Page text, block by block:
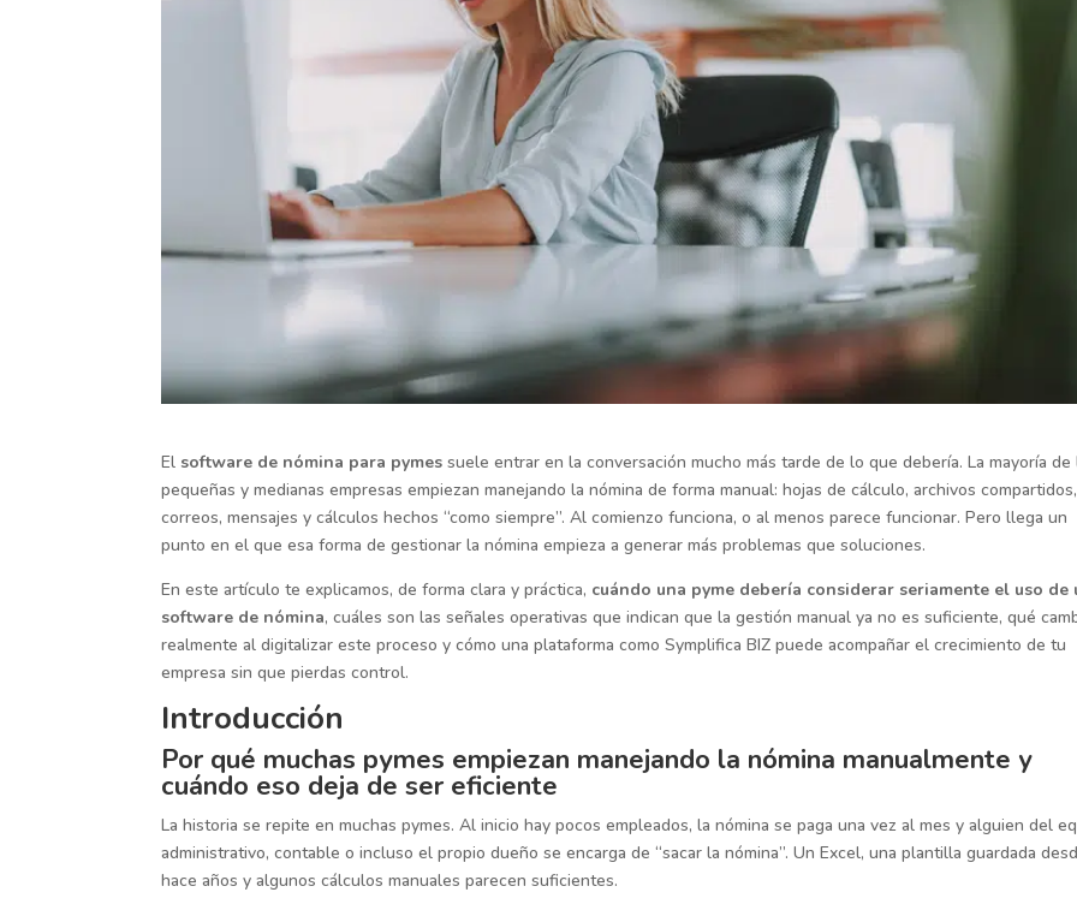
El software de nómina para pymes suele entrar en la conversación mucho más tarde de lo que debería. La mayoría de
pequeñas y medianas empresas empiezan manejando la nómina de forma manual: hojas de cálculo, archivos compartidos,
correos, mensajes y cálculos hechos “como siempre”. Al comienzo funciona, o al menos parece funcionar. Pero llega un
punto en el que esa forma de gestionar la nómina empieza a generar más problemas que soluciones.
En este artículo te explicamos, de forma clara y práctica, cuándo una pyme debería considerar seriamente el uso de
software de nómina, cuáles son las señales operativas que indican que la gestión manual ya no es suficiente, qué
realmente al digitalizar este proceso y cómo una plataforma como Symplifica BIZ puede acompañar el crecimiento de tu
empresa sin que pierdas control.
Introducción
Por qué muchas pymes empiezan manejando la nómina manualmente y
cuándo eso deja de ser eficiente
La historia se repite en muchas pymes. Al inicio hay pocos empleados, la nómina se paga una vez al mes y alguien del
administrativo, contable o incluso el propio dueño se encarga de “sacar la nómina”. Un Excel, una plantilla guardada
hace años y algunos cálculos manuales parecen suficientes.